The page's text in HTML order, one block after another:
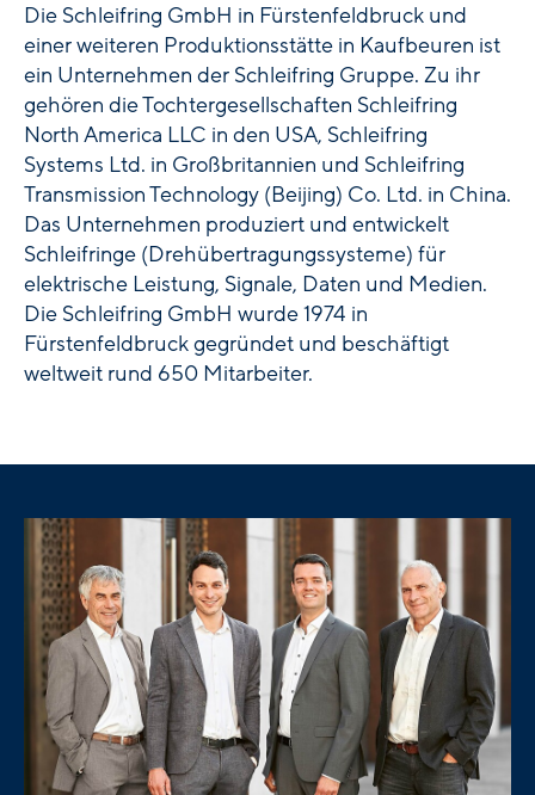
Die Schleifring GmbH in Fürstenfeldbruck und
einer weiteren Produktionsstätte in Kaufbeuren ist
ein Unternehmen der Schleifring Gruppe. Zu ihr
gehören die Tochtergesellschaften Schleifring
North America LLC in den USA, Schleifring
Systems Ltd. in Großbritannien und Schleifring
Transmission Technology (Beijing) Co. Ltd. in China.
Das Unternehmen produziert und entwickelt
Schleifringe (Drehübertragungssysteme) für
elektrische Leistung, Signale, Daten und Medien.
Die Schleifring GmbH wurde 1974 in
Fürstenfeldbruck gegründet und beschäftigt
weltweit rund 650 Mitarbeiter.